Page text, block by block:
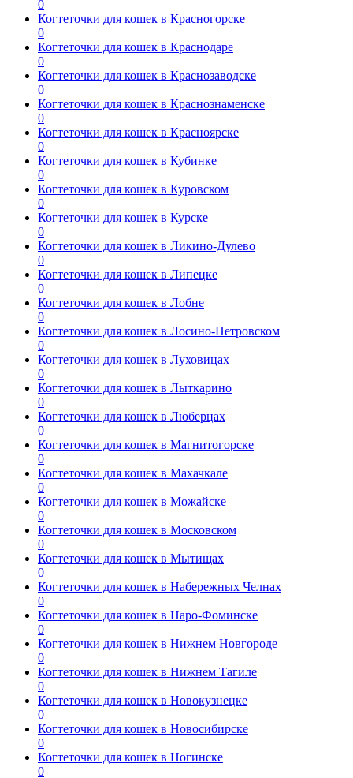
0
Когтеточки для кошек в Красногорске
0
Когтеточки для кошек в Краснодаре
0
Когтеточки для кошек в Краснозаводске
0
Когтеточки для кошек в Краснознаменске
0
Когтеточки для кошек в Красноярске
0
Когтеточки для кошек в Кубинке
0
Когтеточки для кошек в Куровском
0
Когтеточки для кошек в Курске
0
Когтеточки для кошек в Ликино-Дулево
0
Когтеточки для кошек в Липецке
0
Когтеточки для кошек в Лобне
0
Когтеточки для кошек в Лосино-Петровском
0
Когтеточки для кошек в Луховицах
0
Когтеточки для кошек в Лыткарино
0
Когтеточки для кошек в Люберцах
0
Когтеточки для кошек в Магнитогорске
0
Когтеточки для кошек в Махачкале
0
Когтеточки для кошек в Можайске
0
Когтеточки для кошек в Московском
0
Когтеточки для кошек в Мытищах
0
Когтеточки для кошек в Набережных Челнах
0
Когтеточки для кошек в Наро-Фоминске
0
Когтеточки для кошек в Нижнем Новгороде
0
Когтеточки для кошек в Нижнем Тагиле
0
Когтеточки для кошек в Новокузнецке
0
Когтеточки для кошек в Новосибирске
0
Когтеточки для кошек в Ногинске
0